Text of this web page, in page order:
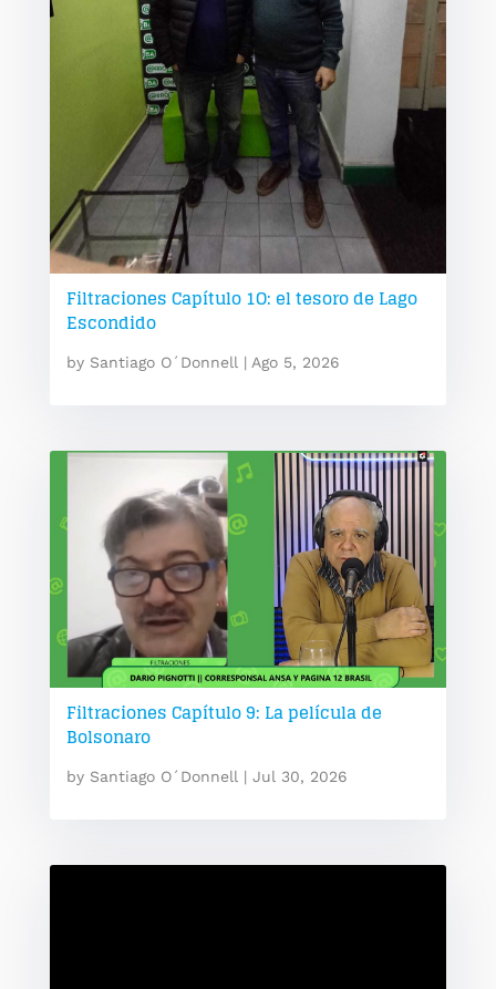
Filtraciones Capítulo 1O: el tesoro de Lago
Escondido
by Santiago O´Donnell| Ago 5, 2026
Filtraciones Capítulo 9: La película de
Bolsonaro
by Santiago O´Donnell | Jul 30, 2026